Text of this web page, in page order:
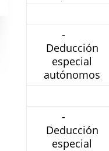
-
Deducción
especial
autónomos
-
Deducción
especial